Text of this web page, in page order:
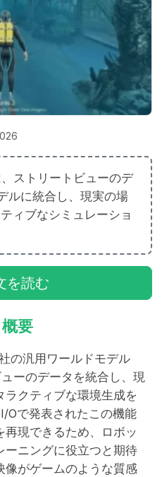
ストリートビューのデ
ルに統合し、現実の場
ィブなシミュレーショ
を読む
概要
の汎用ワールドモデル
ーのデータを統合し、現
ラクティブな環境生成を
Oで発表されたこの機能
現できるため、ロボッ
ーニングに役立つと期待
像がゲームのような質感